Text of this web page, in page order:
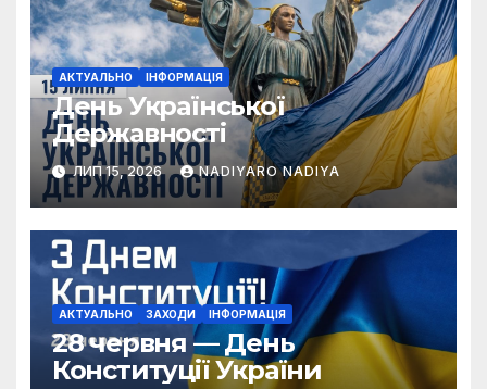
АКТУАЛЬНО ІНФОРМАЦІЯ
День Української
Державності
ЛИП 15, 2026 NADIYARO NADIYA
АКТУАЛЬНО ЗАХОДИ ІНФОРМАЦІЯ
28 червня — День
Конституції України